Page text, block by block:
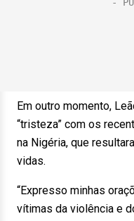
Em outro momento,
“tristeza” com os
na Nigéria, que
vidas.
“Expresso minhas
vítimas da violência e